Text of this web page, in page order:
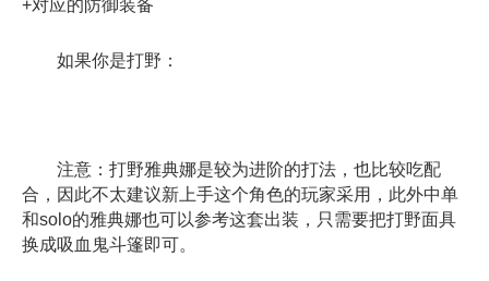
+对应的防御装备
如果你是打野：
注意：打野雅典娜是较为进阶的打法，也比较吃配
合，因此不太建议新上手这个角色的玩家采用，此外中单
和solo的雅典娜也可以参考这套出装，只需要把打野面具
换成吸血鬼斗篷即可。